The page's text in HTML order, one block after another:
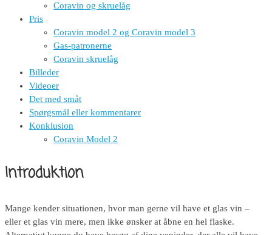
Coravin og skruelåg
Pris
Coravin model 2 og Coravin model 3
Gas-patronerne
Coravin skruelåg
Billeder
Videoer
Det med småt
Spørgsmål eller kommentarer
Konklusion
Coravin Model 2
Introduktion
Mange kender situationen, hvor man gerne vil have et glas vin –
eller et glas vin mere, men ikke ønsker at åbne en hel flaske.